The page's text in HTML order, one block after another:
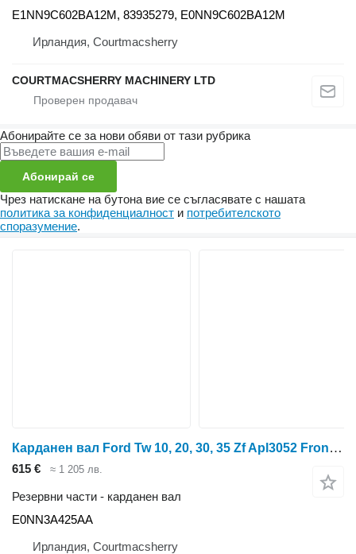
E1NN9C602BA12M, 83935279, E0NN9C602BA12M
Ирландия, Courtmacsherry
COURTMACSHERRY MACHINERY LTD
Абонирайте се за нови обяви от тази рубрика
Абонирай се
Чрез натискане на бутона вие се съгласявате с нашата
политика за конфиденциалност и потребителското
споразумение.
Карданен вал Ford Tw 10, 20, 30, 35 Zf Apl3052 Front Axle Propeller Drive Shaft E0 E0NN3A425AA за колесен трактор 4468053069
615 € ≈ 1 205 лв.
Резервни части - карданен вал
E0NN3A425AA
Ирландия, Courtmacsherry